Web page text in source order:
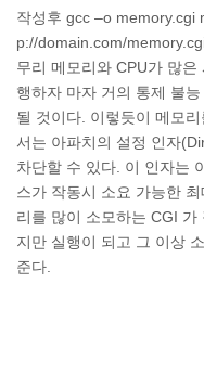
작성후 gcc –o memory.cgi
p://domain.com/
무리 메모리와 CPU가 많
행하자 마자 거의 통제 불
될 것이다. 이렇듯이 메모
서는 아파치의 설정 인자
차단할 수 있다. 이 인자는
스가 작동시 소요 가능한
리를 많이 소모하는 CGI
지만 실행이 되고 그 이상
준다.